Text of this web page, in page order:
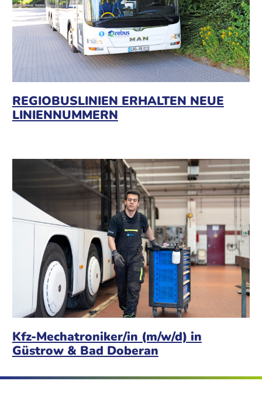
REGIOBUSLINIEN ERHALTEN NEUE
LINIENNUMMERN
Kfz-Mechatroniker/in (m/w/d) in
Güstrow & Bad Doberan